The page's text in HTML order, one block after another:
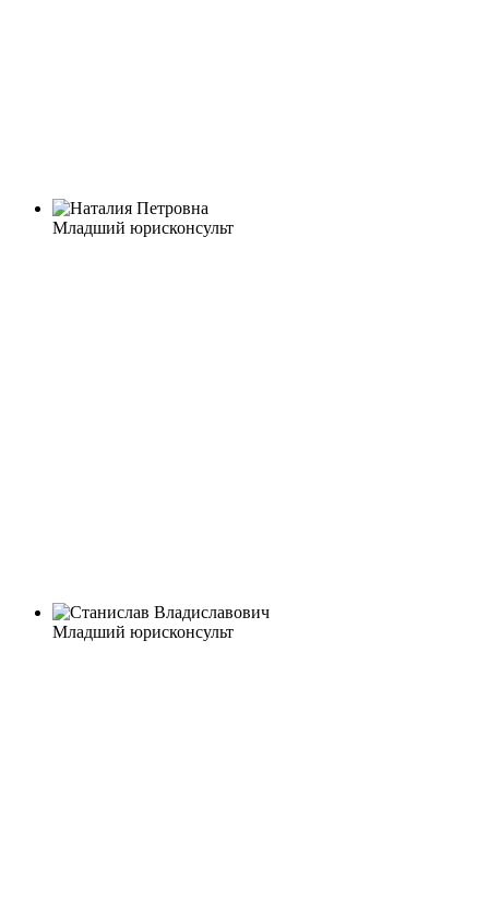
Младший юрисконсульт
Младший юрисконсульт